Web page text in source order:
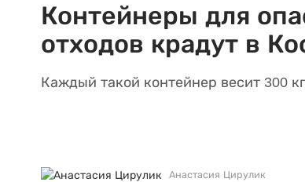
Контейнеры для
отходов крадут в
Каждый такой контейнер весит 300
Анастасия Цирулик